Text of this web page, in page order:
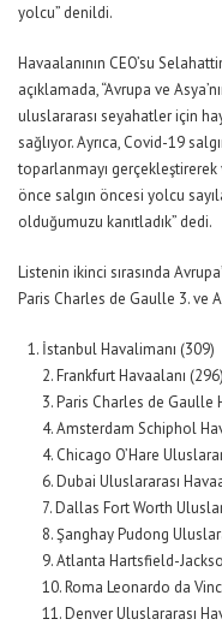
yolcu” denildi.
Havaalanının CEO’su
açıklamada,“Avrupa ve
uluslararası seyahatler için
sağlıyor. Ayrıca, Covid-19
toparlanmayı
önce salgın öncesi yolcu
olduğumuzu kanıtladık” dedi.
Listenin ikinci sırasında
Paris Charles de Gaulle 3. ve
İstanbul Havalimanı (309)
2. Frankfurt Havaalanı (296)
3. Paris Charles de Gaulle
4. Amsterdam Schiphol
4. Chicago O’Hare
6. Dubai Uluslararası
7. Dallas Fort Worth
8. Şanghay Pudong
9. Atlanta Hartsfield-
10. Roma Leonardo da
11. Denver Uluslararası